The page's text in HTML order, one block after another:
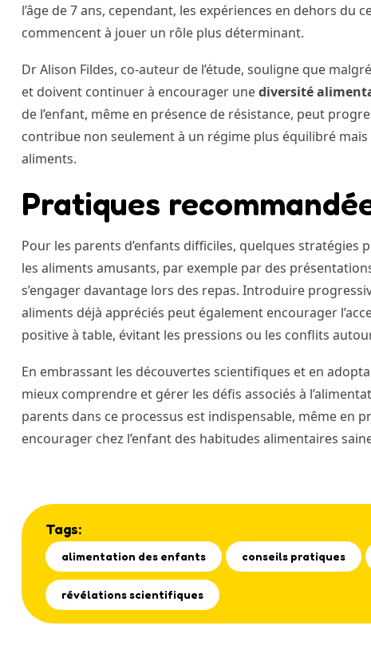
l’âge de 7 ans, cependant, les expériences en dehors du
commencent à jouer un rôle plus déterminant.
Dr Alison Fildes, co-auteur de l’étude, souligne que
et doivent continuer à encourager unediversité
de l’enfant, même en présence de résistance, peut
contribue non seulement à un régime plus équilibré
aliments.
Pratiques
Pour les parents d’enfants difficiles, quelques
les aliments amusants, par exemple par des
s’engager davantage lors des repas. Introduire
aliments déjà appréciés peut également encourager
positive à table, évitant les pressions ou les conflits
En embrassant les découvertes scientifiques et en
mieux comprendre et gérer les défis associés à
parents dans ce processus est indispensable, même en
encourager chez l’enfant des habitudes alimentaires
Tags:
alimentation des enfants conseils pratiques
révélations scientifiques